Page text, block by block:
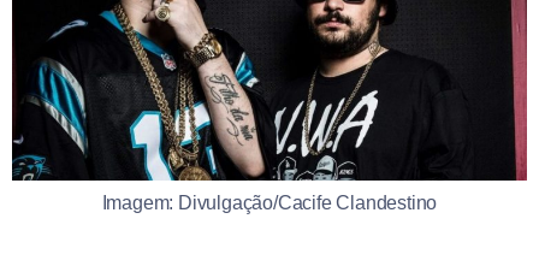
Imagem: Divulgação/Cacife Clandestino